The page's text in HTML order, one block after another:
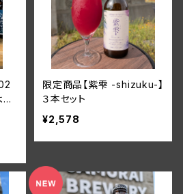
限定商品【紫雫 -shizuku-】
３本セット
¥2,578